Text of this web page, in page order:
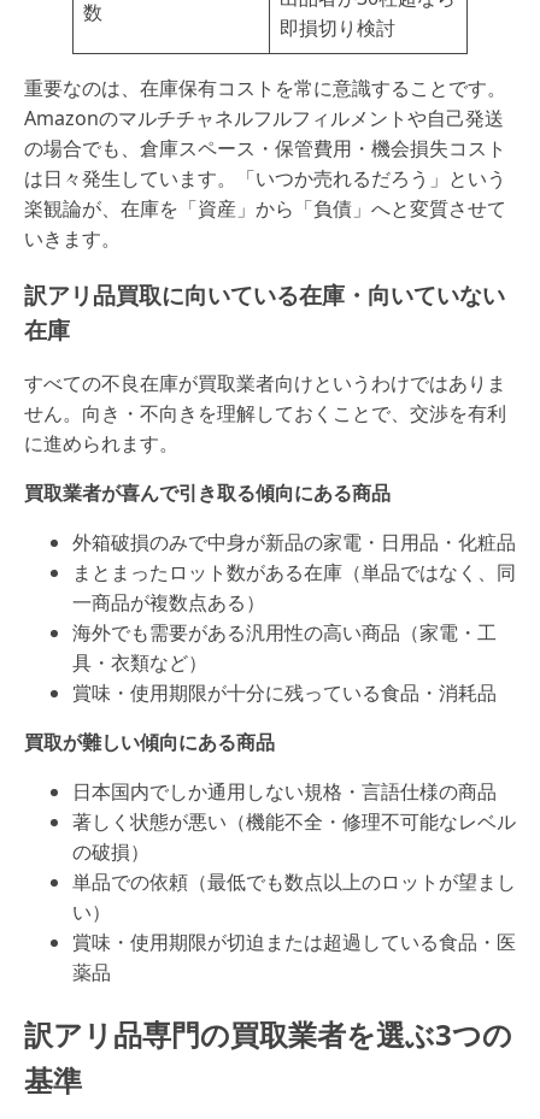
数
即損切り検討
重要なのは、在庫保有コストを常に意識することです。
Amazonのマルチチャネルフルフィルメントや自己発送
の場合でも、倉庫スペース・保管費用・機会損失コスト
は日々発生しています。「いつか売れるだろう」という
楽観論が、在庫を「資産」から「負債」へと変質させて
いきます。
訳アリ品買取に向いている在庫・向いていない
在庫
すべての不良在庫が買取業者向けというわけではありま
せん。向き・不向きを理解しておくことで、交渉を有利
に進められます。
買取業者が喜んで引き取る傾向にある商品
外箱破損のみで中身が新品の家電・日用品・化粧品
まとまったロット数がある在庫（単品ではなく、同
一商品が複数点ある）
海外でも需要がある汎用性の高い商品（家電・工
具・衣類など）
賞味・使用期限が十分に残っている食品・消耗品
買取が難しい傾向にある商品
日本国内でしか通用しない規格・言語仕様の商品
著しく状態が悪い（機能不全・修理不可能なレベル
の破損）
単品での依頼（最低でも数点以上のロットが望まし
い）
賞味・使用期限が切迫または超過している食品・医
薬品
訳アリ品専門の買取業者を選ぶ3つの
基準